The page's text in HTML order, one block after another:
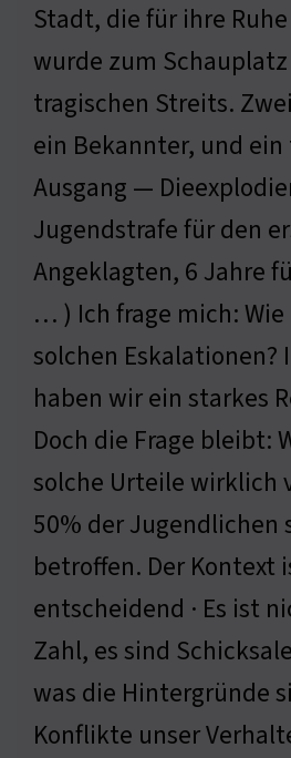
Stadt, die für ihre
wurde zum
tragischen Streits.
ein Bekannter, und
Ausgang —
Jugendstrafe für den
Angeklagten, 6 Jahre
… ) Ich frage mich:
solchen Eskalationen?
haben wir ein starkes
Doch die Frage bleibt:
solche Urteile wirklich
50% der Jugendlichen
betroffen. Der Kontext
entscheidend · Es ist
Zahl, es sind
was die Hintergründe
Konflikte unser